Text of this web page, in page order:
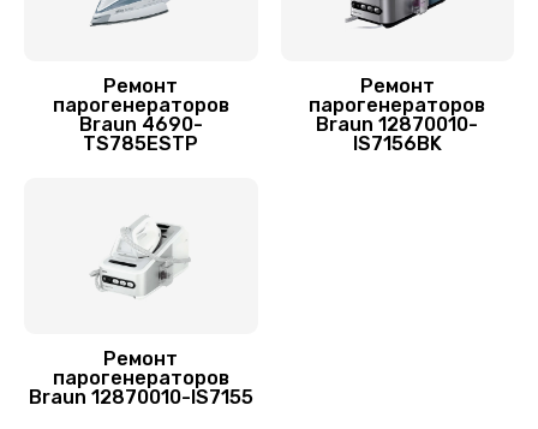
Ремонт
парогенераторов
Braun 4690-
TS785ESTP
Ремонт
парогенераторов
Braun 12870010-
IS7156BK
Ремонт
парогенераторов
Braun 12870010-IS7155